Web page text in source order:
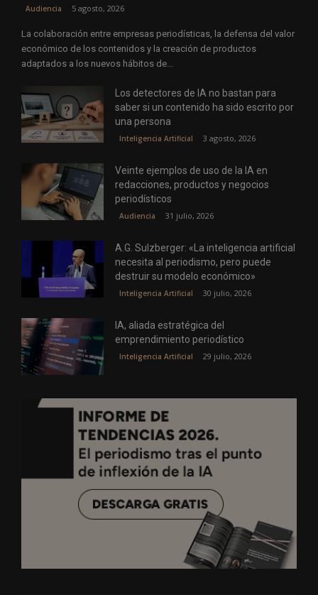
Audiencia 5 agosto, 2026
La colaboración entre empresas periodísticas, la defensa del valor
económico de los contenidos y la creación de productos
adaptados a los nuevos hábitos de...
Los detectores de IA no bastan para
saber si un contenido ha sido escrito por
una persona
Inteligencia Artificial 3 agosto, 2026
Veinte ejemplos de uso de la IA en
redacciones, productos y negocios
periodísticos
Audiencia 31 julio, 2026
A.G. Sulzberger: «La inteligencia artificial
necesita al periodismo, pero puede
destruir su modelo económico»
Inteligencia Artificial 30 julio, 2026
IA, aliada estratégica del
emprendimiento periodístico
Inteligencia Artificial 29 julio, 2026